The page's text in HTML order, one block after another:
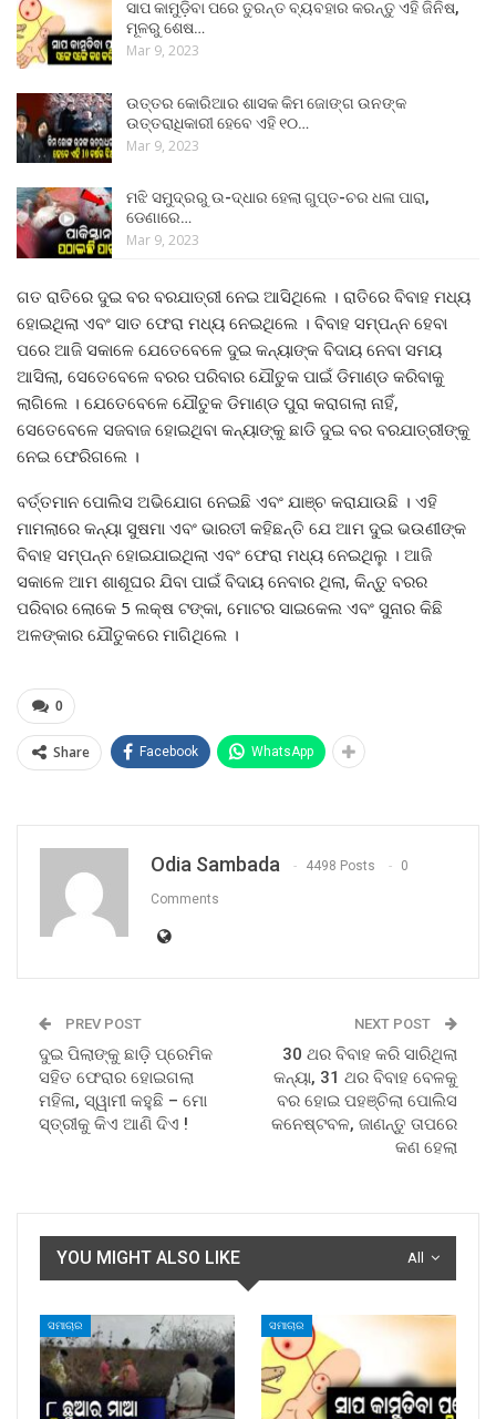
ସାପ କାମୁଡ଼ିବା ପରେ ତୁରନ୍ତ ବ୍ୟବହାର କରନ୍ତୁ ଏହି ଜିନିଷ,
ମୂଳରୁ ଶେଷ…
Mar 9, 2023
ଉତ୍ତର କୋରିଆର ଶାସକ କିମ ଜୋଙ୍ଗ ଉନଙ୍କ
ଉତ୍ତରାଧିକାରୀ ହେବେ ଏହି ୧୦…
Mar 9, 2023
ମଝି ସମୁଦ୍ରରୁ ଉ-ଦ୍ଧାର ହେଲା ଗୁପ୍ତ-ଚର ଧଳା ପାରା,
ଡେଣାରେ…
Mar 9, 2023
ଗତ ରାତିରେ ଦୁଇ ବର ବରଯାତ୍ରୀ ନେଇ ଆସିଥିଲେ । ରାତିରେ ବିବାହ ମଧ୍ୟ
ହୋଇଥିଲା ଏବଂ ସାତ ଫେରା ମଧ୍ୟ ନେଇଥିଲେ । ବିବାହ ସମ୍ପନ୍ନ ହେବା
ପରେ ଆଜି ସକାଳେ ଯେତେବେଳେ ଦୁଇ କନ୍ୟାଙ୍କ ବିଦାୟ ନେବା ସମୟ
ଆସିଲା, ସେତେବେଳେ ବରର ପରିବାର ଯୌତୁକ ପାଇଁ ଡିମାଣ୍ଡ କରିବାକୁ
ଲାଗିଲେ । ଯେତେବେଳେ ଯୌତୁକ ଡିମାଣ୍ଡ ପୁରା କରାଗଲା ନାହିଁ,
ସେତେବେଳେ ସଜବାଜ ହୋଇଥିବା କନ୍ୟାଙ୍କୁ ଛାଡି ଦୁଇ ବର ବରଯାତ୍ରୀଙ୍କୁ
ନେଇ ଫେରିଗଲେ ।
ବର୍ତ୍ତମାନ ପୋଲିସ ଅଭିଯୋଗ ନେଇଛି ଏବଂ ଯାଞ୍ଚ କରାଯାଉଛି । ଏହି
ମାମଲାରେ କନ୍ୟା ସୁଷମା ଏବଂ ଭାରତୀ କହିଛନ୍ତି ଯେ ଆମ ଦୁଇ ଭଉଣୀଙ୍କ
ବିବାହ ସମ୍ପନ୍ନ ହୋଇଯାଇଥିଲା ଏବଂ ଫେରା ମଧ୍ୟ ନେଇଥିଲୁ । ଆଜି
ସକାଳେ ଆମ ଶାଶୂଘର ଯିବା ପାଇଁ ବିଦାୟ ନେବାର ଥିଲା, କିନ୍ତୁ ବରର
ପରିବାର ଲୋକେ 5 ଲକ୍ଷ ଟଙ୍କା, ମୋଟର ସାଇକେଲ ଏବଂ ସୁନାର କିଛି
ଅଳଙ୍କାର ଯୌତୁକରେ ମାଗିଥିଲେ ।
0
Share Facebook WhatsApp
Odia Sambada 4498 Posts 0
Comments
PREV POST
ଦୁଇ ପିଲାଙ୍କୁ ଛାଡ଼ି ପ୍ରେମିକ
ସହିତ ଫେରାର ହୋଇଗଲା
ମହିଳା, ସ୍ୱାମୀ କହୁଛି – ମୋ
ସ୍ତ୍ରୀକୁ କିଏ ଆଣି ଦିଏ !
NEXT POST
30 ଥର ବିବାହ କରି ସାରିଥିଲା
କନ୍ୟା, 31 ଥର ବିବାହ ବେଳକୁ
ବର ହୋଇ ପହଞ୍ଚିଲା ପୋଲିସ
କନେଷ୍ଟବଳ, ଜାଣନ୍ତୁ ତାପରେ
କଣ ହେଲା
All
YOU MIGHT ALSO LIKE
ସମାଚାର ସମାଚାର